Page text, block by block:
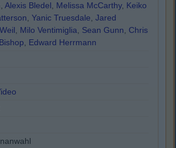
, Alexis Bledel, Melissa McCarthy, Keiko
, Yanic Truesdale, Jared
, Milo Ventimiglia, Sean Gunn, Chris
, Edward Herrmann